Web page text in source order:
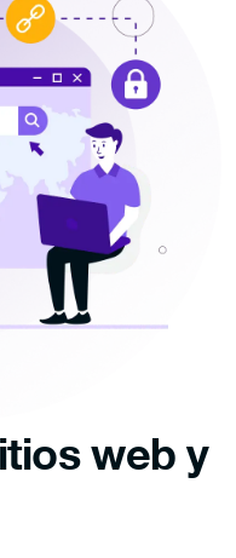
web y